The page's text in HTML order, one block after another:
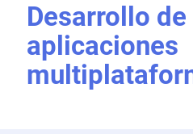
Desarrollo de
aplicaciones